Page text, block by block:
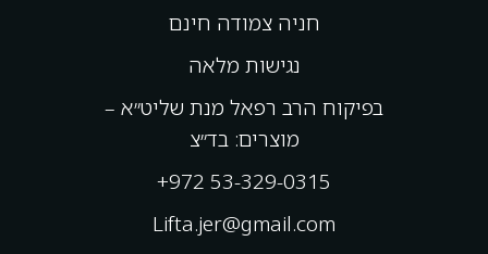
חניה צמודה חינם
נגישות מלאה
בפיקוח הרב רפאל מנת שליט״א –
מוצרים: בד״צ
+972 53-329-0315⁩
Lifta.jer@gmail.com